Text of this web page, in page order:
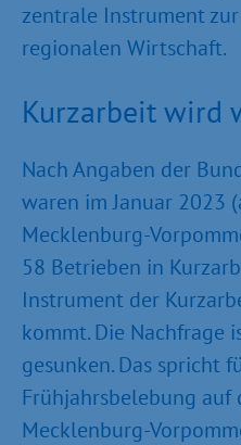
zentrale Instrument
regionalen Wirtschaft.
Kurzarbeit wird
Nach Angaben der
waren im Januar 2023
Mecklenburg-
58 Betrieben in
Instrument der
kommt. Die Nachfrage
gesunken. Das spricht
Frühjahrsbelebung auf
Mecklenburg-